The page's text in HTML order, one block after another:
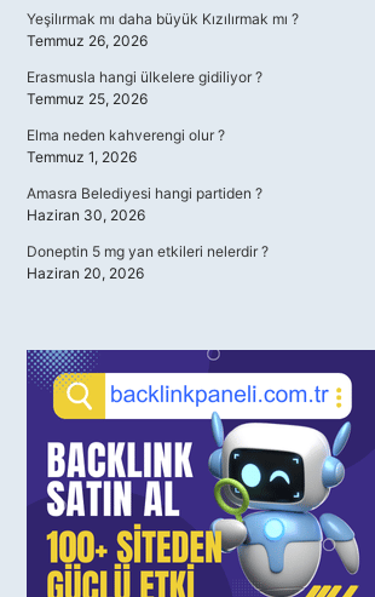
Yeşilırmak mı daha büyük Kızılırmak mı ?
Temmuz 26, 2026
Erasmusla hangi ülkelere gidiliyor ?
Temmuz 25, 2026
Elma neden kahverengi olur ?
Temmuz 1, 2026
Amasra Belediyesi hangi partiden ?
Haziran 30, 2026
Doneptin 5 mg yan etkileri nelerdir ?
Haziran 20, 2026